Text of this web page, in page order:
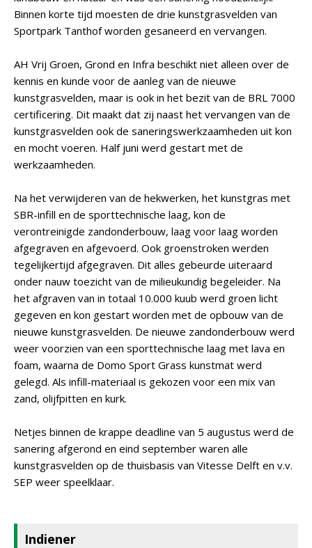
Binnen korte tijd moesten de drie kunstgrasvelden van
Sportpark Tanthof worden gesaneerd en vervangen.
AH Vrij Groen, Grond en Infra beschikt niet alleen over de
kennis en kunde voor de aanleg van de nieuwe
kunstgrasvelden, maar is ook in het bezit van de BRL 7000
certificering. Dit maakt dat zij naast het vervangen van de
kunstgrasvelden ook de saneringswerkzaamheden uit kon
en mocht voeren. Half juni werd gestart met de
werkzaamheden.
Na het verwijderen van de hekwerken, het kunstgras met
SBR-infill en de sporttechnische laag, kon de
verontreinigde zandonderbouw, laag voor laag worden
afgegraven en afgevoerd. Ook groenstroken werden
tegelijkertijd afgegraven. Dit alles gebeurde uiteraard
onder nauw toezicht van de milieukundig begeleider. Na
het afgraven van in totaal 10.000 kuub werd groen licht
gegeven en kon gestart worden met de opbouw van de
nieuwe kunstgrasvelden. De nieuwe zandonderbouw werd
weer voorzien van een sporttechnische laag met lava en
foam, waarna de Domo Sport Grass kunstmat werd
gelegd. Als infill-materiaal is gekozen voor een mix van
zand, olijfpitten en kurk.
Netjes binnen de krappe deadline van 5 augustus werd de
sanering afgerond en eind september waren alle
kunstgrasvelden op de thuisbasis van Vitesse Delft en v.v.
SEP weer speelklaar.
Indiener